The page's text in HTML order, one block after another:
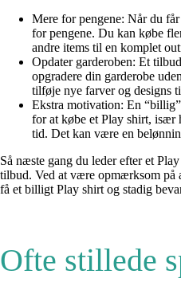
Mere for pengene: Når du
for pengene. Du kan købe
andre items til en komplet
Opdater garderoben: Et
opgradere din garderobe
tilføje nye farver og designs
Ekstra motivation: En
for at købe et Play shirt, især
tid. Det kan være en
Så næste gang du leder efter et
tilbud. Ved at være opmærksom på
få et billigt Play shirt og stadig
Ofte stillede